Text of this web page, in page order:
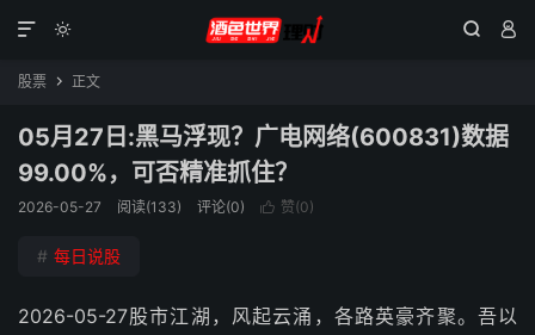
  

股票  正文
05月27日:黑马浮现？广电网络(600831)数据
99.00%，可否精准抓住？
2026-05-27 阅读(133) 评论(0)  赞(0)
# 每日说股
2026-05-27股市江湖，风起云涌，各路英豪齐聚。吾以